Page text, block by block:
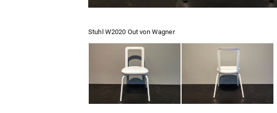
Stuhl W2020 Out von Wagner